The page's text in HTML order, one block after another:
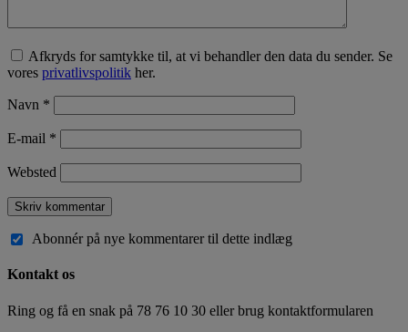
Afkryds for samtykke til, at vi behandler den data du sender. Se
vores privatlivspolitik her.
Navn *
E-mail *
Websted
Abonnér på nye kommentarer til dette indlæg
Kontakt os
Ring og få en snak på 78 76 10 30 eller brug kontaktformularen